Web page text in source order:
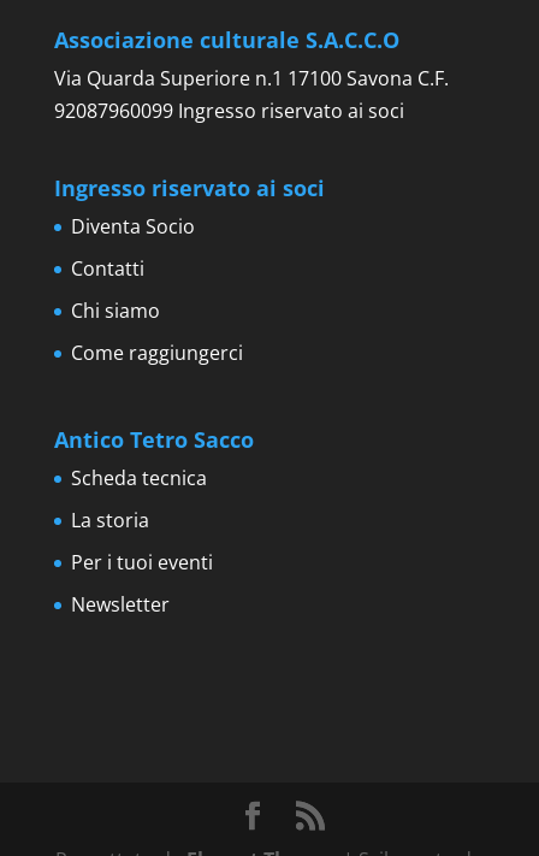
Associazione culturale S.A.C.C.O
Via Quarda Superiore n.1 17100 Savona C.F.
92087960099 Ingresso riservato ai soci
Ingresso riservato ai soci
Diventa Socio
Contatti
Chi siamo
Come raggiungerci
Antico Tetro Sacco
Scheda tecnica
La storia
Per i tuoi eventi
Newsletter